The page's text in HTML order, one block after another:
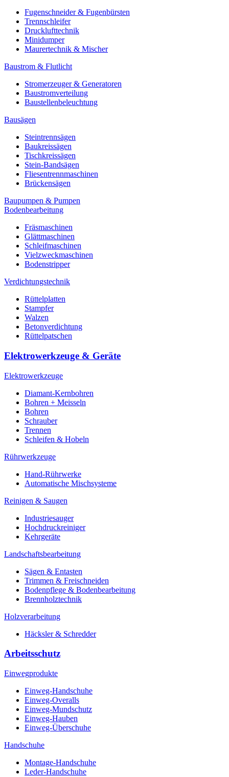
Fugenschneider & Fugenbürsten
Trennschleifer
Drucklufttechnik
Minidumper
Maurertechnik & Mischer
Baustrom & Flutlicht
Stromerzeuger & Generatoren
Baustromverteilung
Baustellenbeleuchtung
Bausägen
Steintrennsägen
Baukreissägen
Tischkreissägen
Stein-Bandsägen
Fliesentrennmaschinen
Brückensägen
Baupumpen & Pumpen
Bodenbearbeitung
Fräsmaschinen
Glättmaschinen
Schleifmaschinen
Vielzweckmaschinen
Bodenstripper
Verdichtungstechnik
Rüttelplatten
Stampfer
Walzen
Betonverdichtung
Rüttelpatschen
Elektrowerkzeuge & Geräte
Elektrowerkzeuge
Diamant-Kernbohren
Bohren + Meisseln
Bohren
Schrauber
Trennen
Schleifen & Hobeln
Rührwerkzeuge
Hand-Rührwerke
Automatische Mischsysteme
Reinigen & Saugen
Industriesauger
Hochdruckreiniger
Kehrgeräte
Landschaftsbearbeitung
Sägen & Entasten
Trimmen & Freischneiden
Bodenpflege & Bodenbearbeitung
Brennholztechnik
Holzverarbeitung
Häcksler & Schredder
Arbeitsschutz
Einwegprodukte
Einweg-Handschuhe
Einweg-Overalls
Einweg-Mundschutz
Einweg-Hauben
Einweg-Überschuhe
Handschuhe
Montage-Handschuhe
Leder-Handschuhe